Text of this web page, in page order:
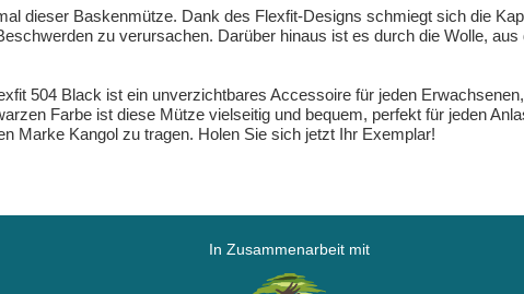
dieser Baskenmütze. Dank des Flexfit-Designs schmiegt sich die
zu verursachen. Darüber hinaus ist es durch die Wolle,
504 Black ist ein unverzichtbares Accessoire für jeden
Farbe ist diese Mütze vielseitig und bequem, perfekt für jeden
Marke Kangol zu tragen. Holen Sie sich jetzt Ihr Exemplar!
In Zusammenarbeit mit